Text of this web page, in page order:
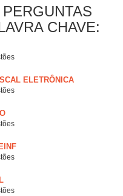
CHAVE:
ELETRÔNICA